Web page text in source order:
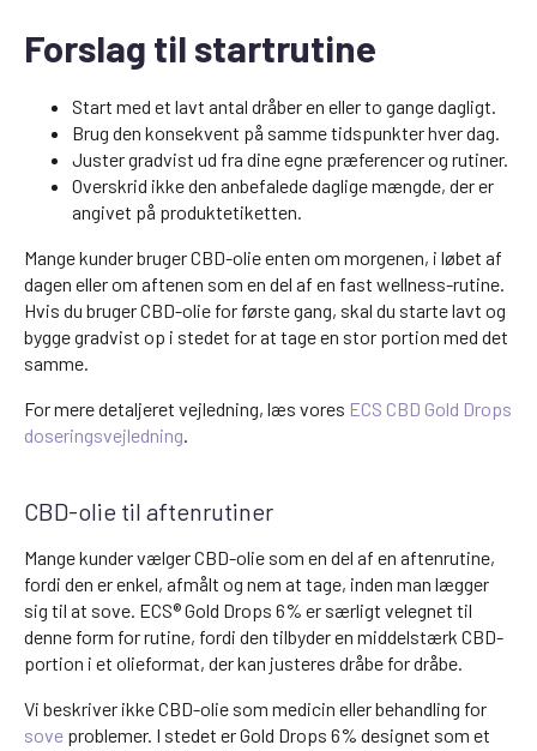
Forslag til startrutine
Start med et lavt antal dråber en eller to gange dagligt.
Brug den konsekvent på samme tidspunkter hver dag.
Juster gradvist ud fra dine egne præferencer og rutiner.
Overskrid ikke den anbefalede daglige mængde, der er
angivet på produktetiketten.
Mange kunder bruger CBD-olie enten om morgenen, i løbet af
dagen eller om aftenen som en del af en fast wellness-rutine.
Hvis du bruger CBD-olie for første gang, skal du starte lavt og
bygge gradvist op i stedet for at tage en stor portion med det
samme.
For mere detaljeret vejledning, læs vores ECS CBD Gold Drops
doseringsvejledning.
CBD-olie til aftenrutiner
Mange kunder vælger CBD-olie som en del af en aftenrutine,
fordi den er enkel, afmålt og nem at tage, inden man lægger
sig til at sove. ECS® Gold Drops 6% er særligt velegnet til
denne form for rutine, fordi den tilbyder en middelstærk CBD-
portion i et olieformat, der kan justeres dråbe for dråbe.
Vi beskriver ikke CBD-olie som medicin eller behandling for
sove problemer. I stedet er Gold Drops 6% designet som et